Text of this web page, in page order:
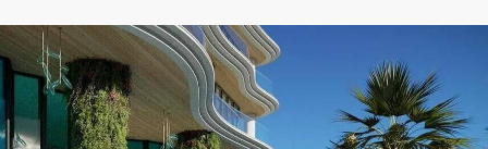
Общая площадь, м
Ремонт